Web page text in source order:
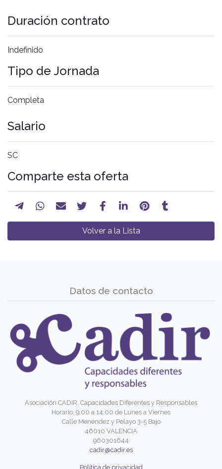
Duración contrato
Indefinido
Tipo de Jornada
Completa
Salario
SC
Comparte esta oferta
Volver a la Lista
Datos de contacto
Asociación CADIR. Capacidades Diferentes y Responsables
Horario: 9:00 a 14:00 de Lunes a Viernes
Calle Menéndez y Pelayo 3-5 Bajo
46010 VALENCIA
960301644
cadir@cadir.es
Política de privacidad